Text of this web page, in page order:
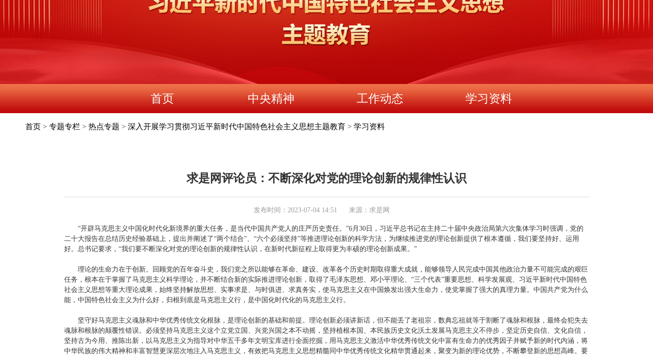
首页 中央精神 工作动态 学习资料
首页 > 专题专栏 > 热点专题 > 深入开展学习贯彻习近平新时代中国特色社会主义思想主题教育 > 学习资料
求是网评论员：不断深化对党的理论创新的规律性认识
发布时间：2023-07-04 14:51 来源：求是网
“开辟马克思主义中国化时代化新境界的重大任务，是当代中国共产党人的庄严历史责任。”6月30日，习近平总书记在主持二十届中央政治局第六次集体学习时强调，党的
二十大报告在总结历史经验基础上，提出并阐述了“两个结合”、“六个必须坚持”等推进理论创新的科学方法，为继续推进党的理论创新提供了根本遵循，我们要坚持好、运用
好。总书记要求，“我们要不断深化对党的理论创新的规律性认识，在新时代新征程上取得更为丰硕的理论创新成果。”
理论的生命力在于创新。回顾党的百年奋斗史，我们党之所以能够在革命、建设、改革各个历史时期取得重大成就，能够领导人民完成中国其他政治力量不可能完成的艰巨
任务，根本在于掌握了马克思主义科学理论，并不断结合新的实际推进理论创新，取得了毛泽东思想、邓小平理论、“三个代表”重要思想、科学发展观、习近平新时代中国特色
社会主义思想等重大理论成果，始终坚持解放思想、实事求是、与时俱进、求真务实，使马克思主义在中国焕发出强大生命力，使党掌握了强大的真理力量。中国共产党为什么
能，中国特色社会主义为什么好，归根到底是马克思主义行，是中国化时代化的马克思主义行。
坚守好马克思主义魂脉和中华优秀传统文化根脉，是理论创新的基础和前提。理论创新必须讲新话，但不能丢了老祖宗，数典忘祖就等于割断了魂脉和根脉，最终会犯失去
魂脉和根脉的颠覆性错误。必须坚持马克思主义这个立党立国、兴党兴国之本不动摇，坚持植根本国、本民族历史文化沃土发展马克思主义不停步，坚定历史自信、文化自信，
坚持古为今用、推陈出新，以马克思主义为指导对中华五千多年文明宝库进行全面挖掘，用马克思主义激活中华优秀传统文化中富有生命力的优秀因子并赋予新的时代内涵，将
中华民族的伟大精神和丰富智慧更深层次地注入马克思主义，有效把马克思主义思想精髓同中华优秀传统文化精华贯通起来，聚变为新的理论优势，不断攀登新的思想高峰。要